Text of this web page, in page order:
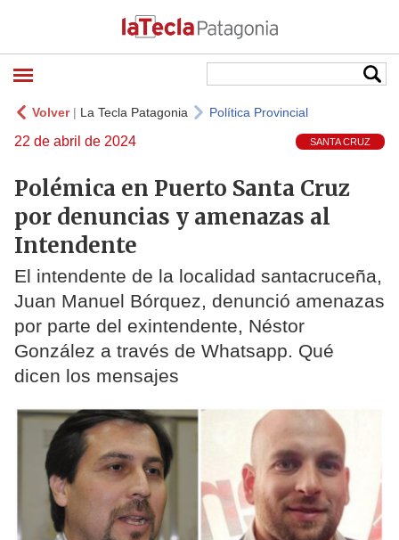
Volver| La Tecla Patagonia Política Provincial
22 de abril de 2024 SANTA CRUZ
Polémica en Puerto Santa Cruz
por denuncias y amenazas al
Intendente
El intendente de la localidad santacruceña,
Juan Manuel Bórquez, denunció amenazas
por parte del exintendente, Néstor
González a través de Whatsapp. Qué
dicen los mensajes